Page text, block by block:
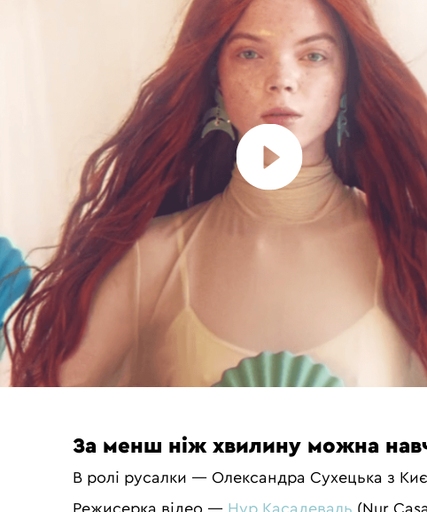
За менш ніж хвилину можна
В ролі русалки — Олександра Сухецька з